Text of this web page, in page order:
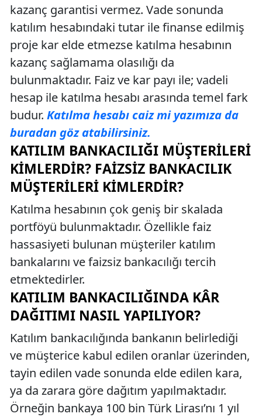
kazanç garantisi vermez. Vade sonunda
katılım hesabındaki tutar ile finanse edilmiş
proje kar elde etmezse katılma hesabının
kazanç sağlamama olasılığı da
bulunmaktadır. Faiz ve kar payı ile; vadeli
hesap ile katılma hesabı arasında temel fark
budur. Katılma hesabı caiz mi yazımıza da
buradan göz atabilirsiniz.
KATILIM BANKACILIĞI MÜŞTERILERI
KIMLERDIR? FAIZSIZ BANKACILIK
MÜŞTERILERI KIMLERDIR?
Katılma hesabının çok geniş bir skalada
portföyü bulunmaktadır. Özellikle faiz
hassasiyeti bulunan müşteriler katılım
bankalarını ve faizsiz bankacılığı tercih
etmektedirler.
KATILIM BANKACILIĞINDA KÂR
DAĞITIMI NASIL YAPILIYOR?
Katılım bankacılığında bankanın belirlediği
ve müşterice kabul edilen oranlar üzerinden,
tayin edilen vade sonunda elde edilen kara,
ya da zarara göre dağıtım yapılmaktadır.
Örneğin bankaya 100 bin Türk Lirası’nı 1 yıl